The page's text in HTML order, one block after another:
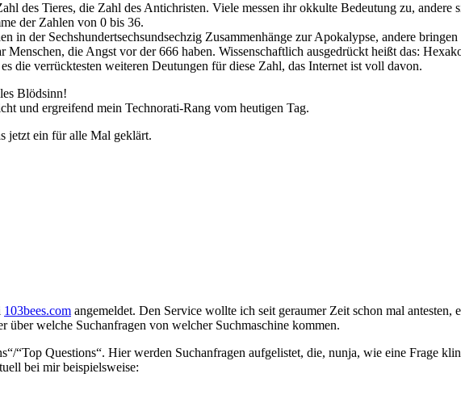
des Tieres, die Zahl des Antichristen. Viele messen ihr okkulte Bedeutung zu,
der Zahlen von 0 bis 36.
in der Sechshundertsechsundsechzig Zusammenhänge zur Apokalypse, andere
Menschen, die Angst vor der 666 haben. Wissenschaftlich ausgedrückt heißt das:
die verrücktesten weiteren Deutungen für diese Zahl, das Internet ist voll davon.
Blödsinn!
und ergreifend mein Technorati-Rang vom heutigen Tag.
jetzt ein für alle Mal geklärt.
103bees.com angemeldet. Den Service wollte ich seit geraumer Zeit schon mal antesten,
über welche Suchanfragen von welcher Suchmaschine kommen.
“Top Questions“. Hier werden Suchanfragen aufgelistet, die, nunja, wie eine Frage
bei mir beispielsweise: